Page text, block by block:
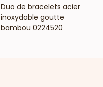
VOIR LE PRIX
Duo de bracelets acier
inoxydable goutte
bambou 0224520